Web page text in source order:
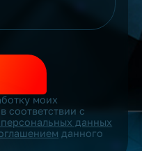
моих
соответствии с
данных
данного